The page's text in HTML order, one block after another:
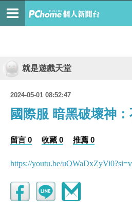
就是遊戲天堂
2024-05-01 08:52:47
國際服 暗黑破壞神
留言 0 收藏 0 推薦 0
https://youtu.be/